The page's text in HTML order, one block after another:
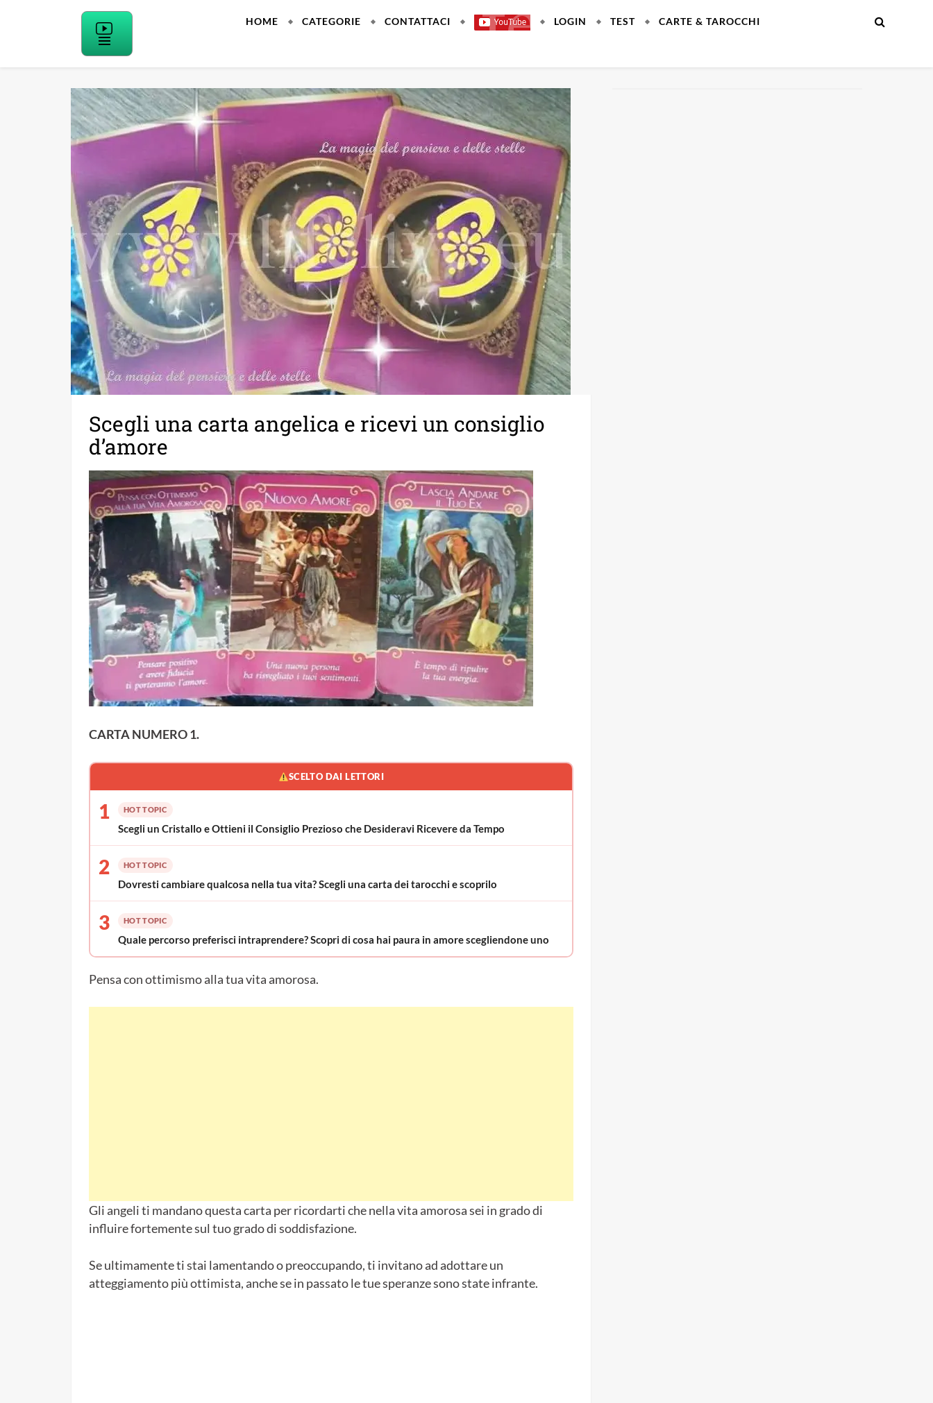
HOME CATEGORIE CONTATTACI LOGIN TEST CARTE & TAROCCHI
Scegli una carta angelica e ricevi un consiglio
d’amore
CARTA NUMERO 1.
SCELTO DAI LETTORI
1 HOT TOPIC
Scegli un Cristallo e Ottieni il Consiglio Prezioso che Desideravi Ricevere da Tempo
2 HOT TOPIC
Dovresti cambiare qualcosa nella tua vita? Scegli una carta dei tarocchi e scoprilo
3 HOT TOPIC
Quale percorso preferisci intraprendere? Scopri di cosa hai paura in amore scegliendone uno
Pensa con ottimismo alla tua vita amorosa.
Gli angeli ti mandano questa carta per ricordarti che nella vita amorosa sei in grado di
influire fortemente sul tuo grado di soddisfazione.
Se ultimamente ti stai lamentando o preoccupando, ti invitano ad adottare un
atteggiamento più ottimista, anche se in passato le tue speranze sono state infrante.